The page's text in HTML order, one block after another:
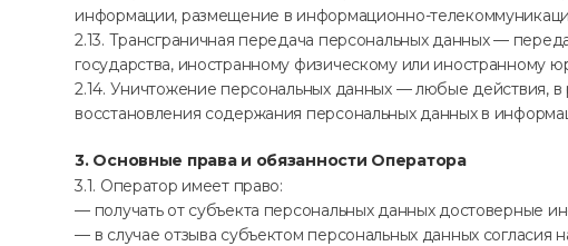
информации, размещение в информационно-
2.13. Трансграничная передача персональных данных —
государства, иностранному физическому или иностранному
2.14. Уничтожение персональных данных — любые действия,
восстановления содержания персональных данных в
3. Основные права и обязанности Оператора
3.1. Оператор имеет право:
— получать от субъекта персональных данных
— в случае отзыва субъектом персональных данных